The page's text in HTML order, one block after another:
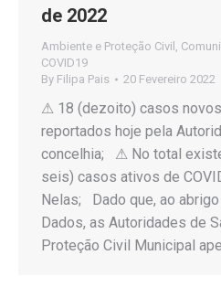
de 2022
Ambiente e Proteção Civil
COVID19
By Filipa Pais 20 Fevereiro 2022
⚠ 18 (dezoito) casos
reportados hoje pela
concelhia; ⚠ No total
seis) casos ativos de
Nelas; Dado que, ao
Dados, as Autoridades de
Proteção Civil Municipal